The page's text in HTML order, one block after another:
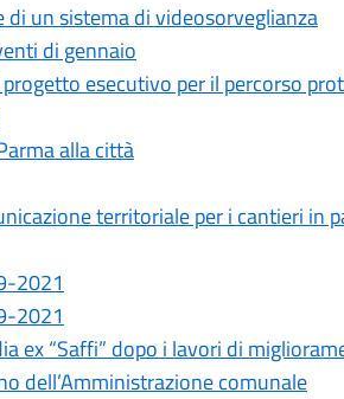
un sistema di videosorveglianza
di gennaio
esecutivo per il percorso
alla città
territoriale per i cantieri in
2021
2021
ex “Saffi” dopo i lavori di
dell’Amministrazione comunale